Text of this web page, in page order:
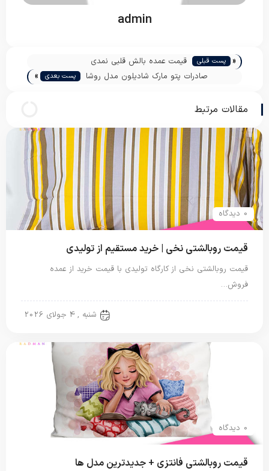
admin
« پست قبلی
قیمت عمده بالش قلبی نمدی
صادرات پتو مارک شادیلون مدل روشا
پست بعدی »
مقالات مرتبط
0 دیدگاه
قیمت روبالشتی نخی | خرید مستقیم از تولیدی
قیمت روبالشتی نخی از کارگاه تولیدی با قیمت خرید از عمده
فروش…
شنبه , 4 جولای 2026
0 دیدگاه
قیمت روبالشتی فانتزی + جدیدترین مدل ها